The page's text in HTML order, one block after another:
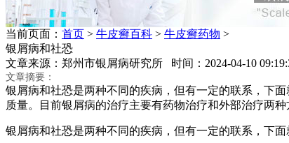
当前页面： 首页 > 牛皮癣百科 > 牛皮癣药物 >
银屑病和社恐
文章来源：郑州市银屑病研究所 时间：2024-04-10
文章摘要：
银屑病和社恐是两种不同的疾病，但有一定的联系，下
质量。目前银屑病的治疗主要有药物治疗和外部治疗两
银屑病和社恐是两种不同的疾病，但有一定的联系，下面